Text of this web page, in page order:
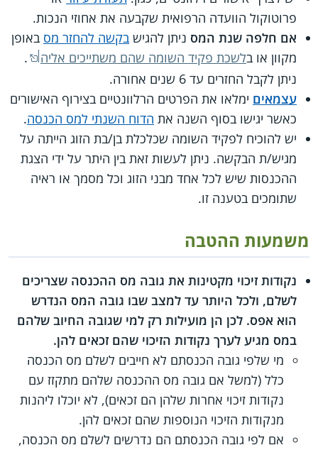
פרוטוקול הוועדה הרפואית שקבעה את אחוזי הנכות.
אם חלפה שנת המס ניתן להגיש בקשה להחזר מס באופן
מקוון או בלשכת פקיד השומה שהם משתייכים אליה
.
ניתן לקבל החזרים עד 6 שנים אחורה.
עצמאים ימלאו את הפרטים הרלוונטיים בצירוף האישורים
כאשר יגישו בסוף השנה את הדוח השנתי למס הכנסה.
יש להוכיח לפקיד השומה שכלכלת בן/בת הזוג הייתה על
מגיש/ת הבקשה. ניתן לעשות זאת בין היתר על ידי הצגת
ההכנסות שיש לכל אחד מבני הזוג וכל מסמך או ראיה
שתומכים בטענה זו.
משמעות ההטבה
נקודות זיכוי מקטינות את גובה מס ההכנסה שצריכים
לשלם, ולכל היותר עד למצב שבו גובה המס הנדרש
הוא אפס. לכן הן מועילות רק למי שגובה החיוב שלהם
במס מגיע לערך נקודות הזיכוי שהם זכאים להן.
מי שלפי גובה הכנסתם לא חייבים לשלם מס הכנסה
כלל (למשל אם גובה מס ההכנסה שלהם מתקזז עם
נקודות זיכוי אחרות שלהן הם זכאים), לא יוכלו ליהנות
מנקודות הזיכוי הנוספות שהם זכאים להן.
אם לפי גובה הכנסתם הם נדרשים לשלם מס הכנסה,